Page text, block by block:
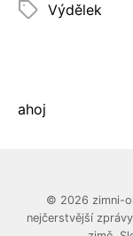
Výdělek
ahoj
© 2026 zimni-
nejčerstvější